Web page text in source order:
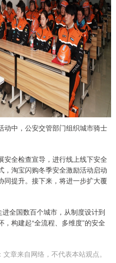
动中，公安交管部门组织城市骑士
安全检查宣导，进行线上线下安全
，淘宝闪购冬季安全激励活动启动
同提升。接下来，将进一步扩大覆
进全国数百个城市，从制度设计到
构建起“全流程、多维度”的安全
文章来自网络，不代表本站观点。